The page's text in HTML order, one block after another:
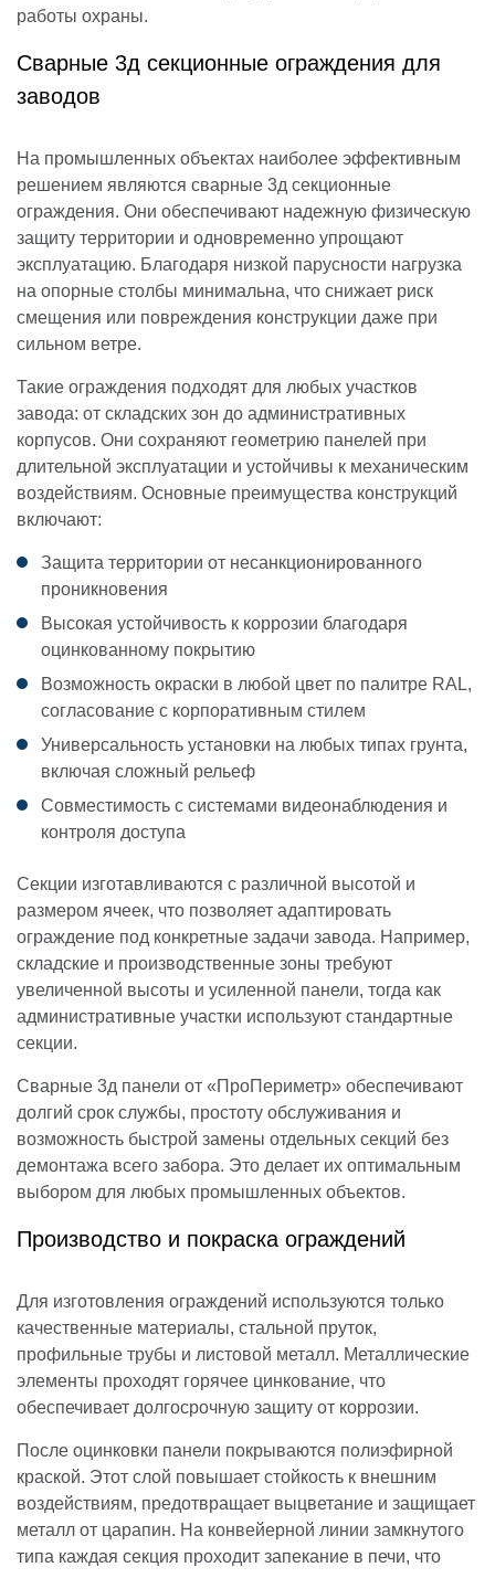
работы охраны.
Сварные 3д секционные ограждения для
заводов
На промышленных объектах наиболее эффективным
решением являются сварные 3д секционные
ограждения. Они обеспечивают надежную физическую
защиту территории и одновременно упрощают
эксплуатацию. Благодаря низкой парусности нагрузка
на опорные столбы минимальна, что снижает риск
смещения или повреждения конструкции даже при
сильном ветре.
Такие ограждения подходят для любых участков
завода: от складских зон до административных
корпусов. Они сохраняют геометрию панелей при
длительной эксплуатации и устойчивы к механическим
воздействиям. Основные преимущества конструкций
включают:
Защита территории от несанкционированного
проникновения
Высокая устойчивость к коррозии благодаря
оцинкованному покрытию
Возможность окраски в любой цвет по палитре RAL,
согласование с корпоративным стилем
Универсальность установки на любых типах грунта,
включая сложный рельеф
Совместимость с системами видеонаблюдения и
контроля доступа
Секции изготавливаются с различной высотой и
размером ячеек, что позволяет адаптировать
ограждение под конкретные задачи завода. Например,
складские и производственные зоны требуют
увеличенной высоты и усиленной панели, тогда как
административные участки используют стандартные
секции.
Сварные 3д панели от «ПроПериметр» обеспечивают
долгий срок службы, простоту обслуживания и
возможность быстрой замены отдельных секций без
демонтажа всего забора. Это делает их оптимальным
выбором для любых промышленных объектов.
Производство и покраска ограждений
Для изготовления ограждений используются только
качественные материалы, стальной пруток,
профильные трубы и листовой металл. Металлические
элементы проходят горячее цинкование, что
обеспечивает долгосрочную защиту от коррозии.
После оцинковки панели покрываются полиэфирной
краской. Этот слой повышает стойкость к внешним
воздействиям, предотвращает выцветание и защищает
металл от царапин. На конвейерной линии замкнутого
типа каждая секция проходит запекание в печи, что